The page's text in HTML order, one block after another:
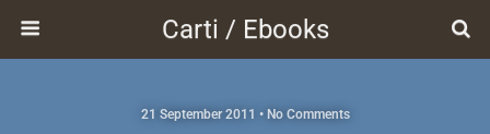
Carti / Ebooks
21 September 2011 • No Comments